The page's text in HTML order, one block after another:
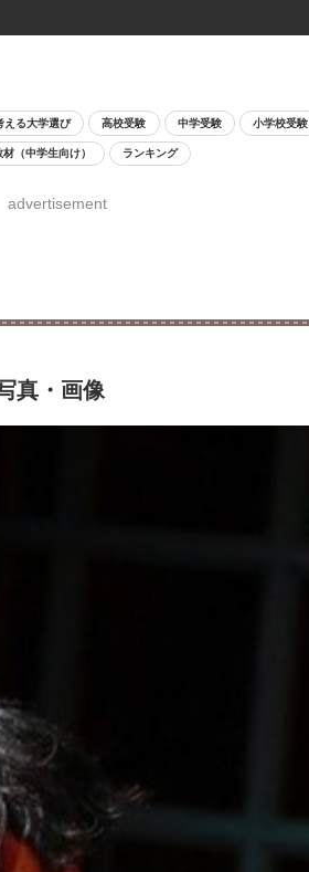
える大学選び 高校受験 中学受験 小学校受験
（中学生向け） ランキング
advertisement
真・画像